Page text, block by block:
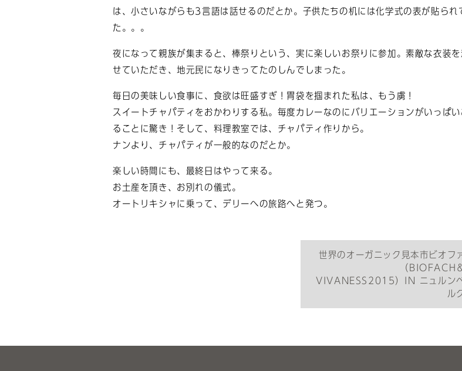
は、小さいながらも3言語は話せるのだとか。子供たちの机には化学式の表が貼られ
た。。。
夜になって親族が集まると、棒祭りという、実に楽しいお祭りに参加。素敵な衣装を
せていただき、地元民になりきってたのしんでしまった。
毎日の美味しい食事に、食欲は旺盛すぎ！胃袋を掴まれた私は、もう虜！
スイートチャパティをおかわりする私。毎度カレーなのにバリエーションがいっぱい
ることに驚き！そして、料理教室では、チャパティ作りから。
ナンより、チャパティが一般的なのだとか。
楽しい時間にも、最終日はやって来る。
お土産を頂き、お別れの儀式。
オートリキシャに乗って、デリーへの旅路へと発つ。
世界のオーガニック見本市ビオフ
（BIOFACH
VIVANESS2015）IN ニュルン
ル